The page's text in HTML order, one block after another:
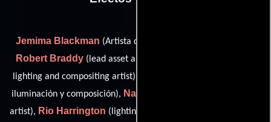
Jemima Blackman (Artista de iluminación y composición),
Robert Braddy(lead asset artist),
lighting and compositing artist),
iluminación y composición), Nathan Geppert
artist), Rio Harrington (lighting and compositing artist / visual